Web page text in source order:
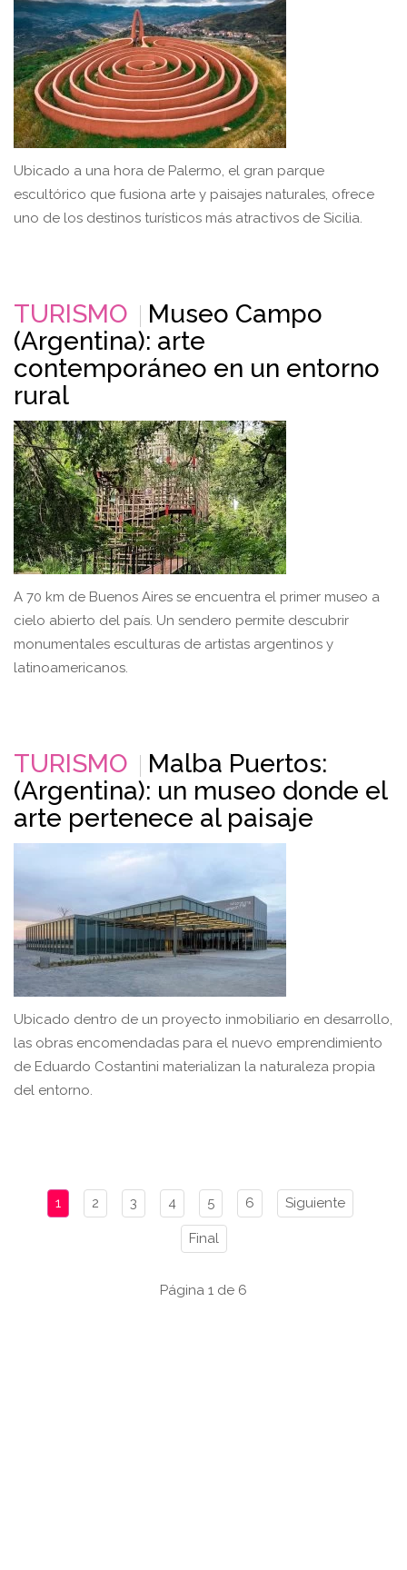
Ubicado a una hora de Palermo, el gran parque
escultórico que fusiona arte y paisajes naturales, ofrece
uno de los destinos turísticos más atractivos de Sicilia.
TURISMO
Museo Campo
(Argentina): arte
contemporáneo en un entorno
rural
A 70 km de Buenos Aires se encuentra el primer museo a
cielo abierto del país. Un sendero permite descubrir
monumentales esculturas de artistas argentinos y
latinoamericanos.
TURISMO
Malba Puertos:
(Argentina): un museo donde el
arte pertenece al paisaje
Ubicado dentro de un proyecto inmobiliario en desarrollo,
las obras encomendadas para el nuevo emprendimiento
de Eduardo Costantini materializan la naturaleza propia
del entorno.
1 2 3 4 5 6 Siguiente
Final
Página 1 de 6